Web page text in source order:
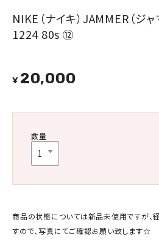
NIKE（ナイキ）JAMMER（ジ
1224 80s ⑫
¥ 20,000
数量
商品の状態については新品未使用ですが、
すので、写真にてご確認お願い致します☆